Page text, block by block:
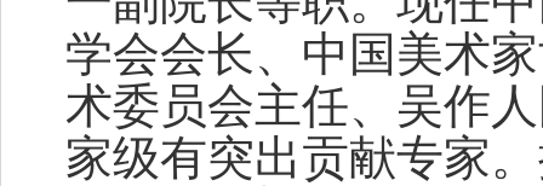
学会会长、中国美术
术委员会主任、吴作
家级有突出贡献专家